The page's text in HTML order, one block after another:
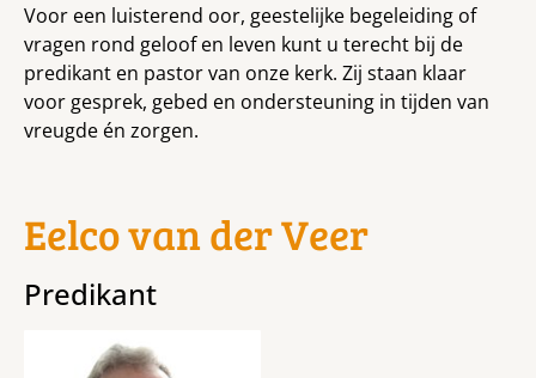
Voor een luisterend oor, geestelijke begeleiding of
vragen rond geloof en leven kunt u terecht bij de
predikant en pastor van onze kerk. Zij staan klaar
voor gesprek, gebed en ondersteuning in tijden van
vreugde én zorgen.
Eelco van der Veer
Predikant